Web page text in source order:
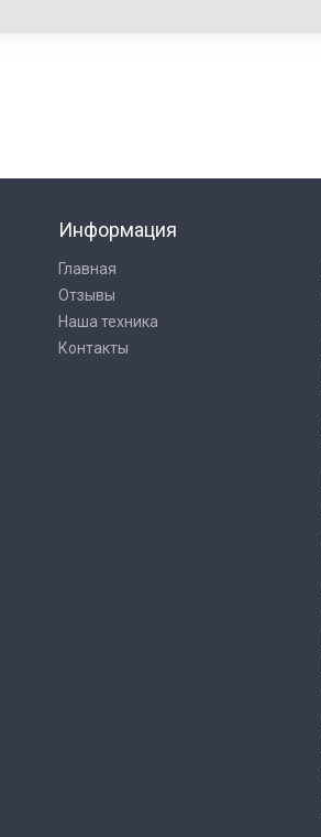
Информация
Главная
Отзывы
Наша техника
Контакты